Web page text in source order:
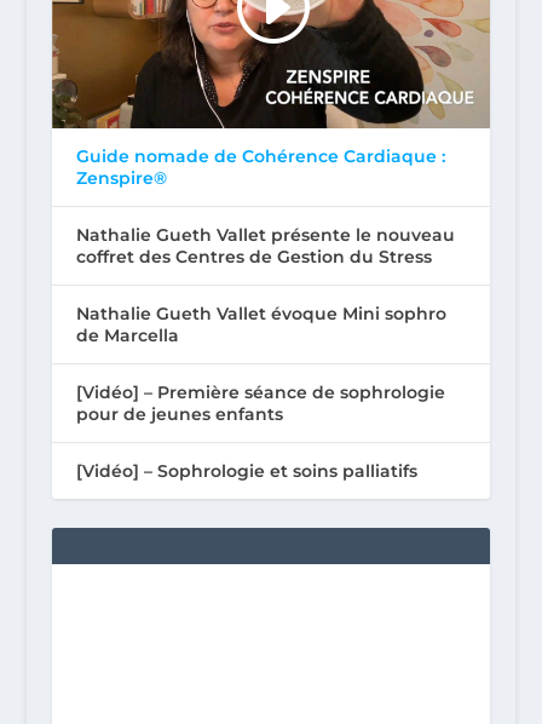
Guide nomade de Cohérence Cardiaque :
Zenspire®
Nathalie Gueth Vallet présente le nouveau
coffret des Centres de Gestion du Stress
Nathalie Gueth Vallet évoque Mini sophro
de Marcella
[Vidéo] – Première séance de sophrologie
pour de jeunes enfants
[Vidéo] – Sophrologie et soins palliatifs